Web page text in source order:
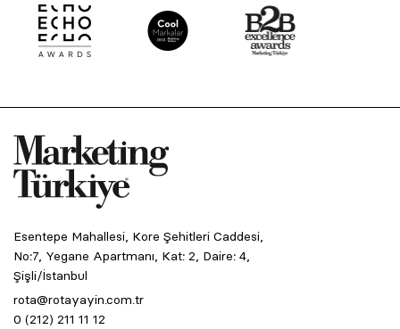
Esentepe Mahallesi, Kore Şehitleri Caddesi,
No:7, Yegane Apartmanı, Kat: 2, Daire: 4,
Şişli/İstanbul
rota@rotayayin.com.tr
0 (212) 211 11 12